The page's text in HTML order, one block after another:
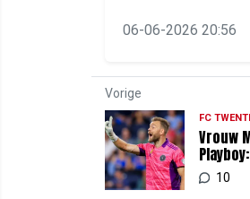
06-06-2026 20:56
Vorige
FC
Vrouw
borsten
10